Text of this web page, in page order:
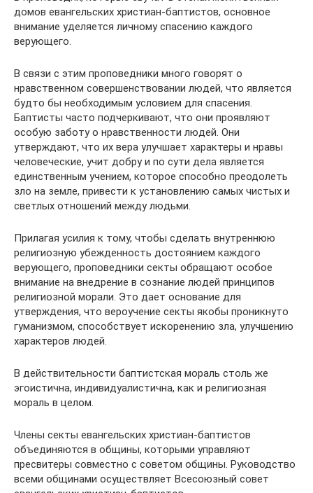
домов евангельских христиан-баптистов, основное
внимание уделяется личному спасению каждого
верующего.
В связи с этим проповедники много говорят о
нравственном совершенствовании людей, что является
будто бы необходимым условием для спасения.
Баптисты часто подчеркивают, что они проявляют
особую заботу о нравственности людей. Они
утверждают, что их вера улучшает характеры и нравы
человеческие, учит добру и по сути дела является
единственным учением, которое способно преодолеть
зло на земле, привести к установлению самых чистых и
светлых отношений между людьми.
Прилагая усилия к тому, чтобы сделать внутреннюю
религиозную убежденность достоянием каждого
верующего, проповедники секты обращают особое
внимание на внедрение в сознание людей принципов
религиозной морали. Это дает основание для
утверждения, что вероучение секты якобы проникнуто
гуманизмом, способствует искоренению зла, улучшению
характеров людей.
В действительности баптистская мораль столь же
эгоистична, индивидуалистична, как и религиозная
мораль в целом.
Члены секты евангельских христиан-баптистов
объединяются в общины, которыми управляют
пресвитеры совместно с советом общины. Руководство
всеми общинами осуществляет Всесоюзный совет